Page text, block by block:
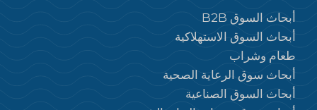
أبحاث السوق B2B
أبحاث السوق الاستهلاكية
طعام وشراب
أبحاث سوق الرعاية الصحية
أبحاث السوق الصناعية